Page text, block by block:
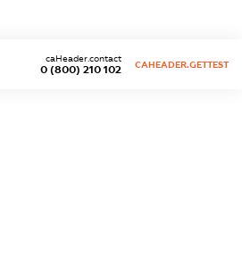
0 (800) 210 102
caHeader.contact
CAHEADER.GETTEST